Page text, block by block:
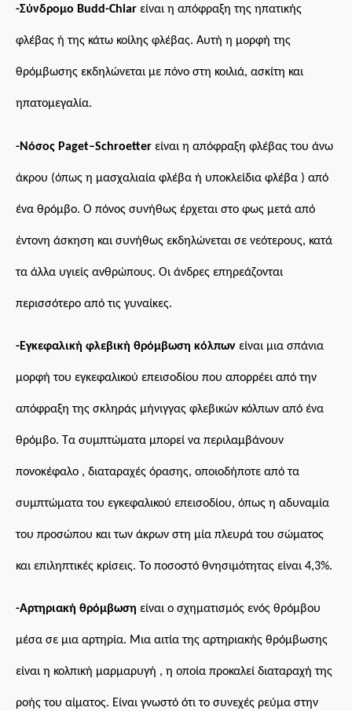
-Σύνδρομο Budd-Chiar είναι η απόφραξη της ηπατικής
φλέβας ή της κάτω κοίλης φλέβας. Αυτή η μορφή της
θρόμβωσης εκδηλώνεται με πόνο στη κοιλιά, ασκίτη και
ηπατομεγαλία.
-Νόσος Paget–Schroetter είναι η απόφραξη φλέβας του άνω
άκρου (όπως η μασχαλιαία φλέβα ή υποκλείδια φλέβα ) από
ένα θρόμβο. Ο πόνος συνήθως έρχεται στο φως μετά από
έντονη άσκηση και συνήθως εκδηλώνεται σε νεότερους, κατά
τα άλλα υγιείς ανθρώπους. Οι άνδρες επηρεάζονται
περισσότερο από τις γυναίκες.
-Εγκεφαλική φλεβική θρόμβωση κόλπων είναι μια σπάνια
μορφή του εγκεφαλικού επεισοδίου που απορρέει από την
απόφραξη της σκληράς μήνιγγας φλεβικών κόλπων από ένα
θρόμβο. Τα συμπτώματα μπορεί να περιλαμβάνουν
πονοκέφαλο , διαταραχές όρασης, οποιοδήποτε από τα
συμπτώματα του εγκεφαλικού επεισοδίου, όπως η αδυναμία
του προσώπου και των άκρων στη μία πλευρά του σώματος
και επιληπτικές κρίσεις. Το ποσοστό θνησιμότητας είναι 4,3%.
-Αρτηριακή θρόμβωση είναι ο σχηματισμός ενός θρόμβου
μέσα σε μια αρτηρία. Μια αιτία της αρτηριακής θρόμβωσης
είναι η κολπική μαρμαρυγή , η οποία προκαλεί διαταραχή της
ροής του αίματος. Είναι γνωστό ότι το συνεχές ρεύμα στην